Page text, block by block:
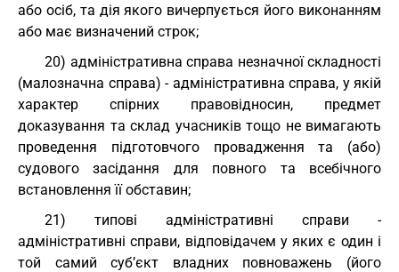
або осіб, та дія якого вичерпується його виконанням
або має визначений строк;
20) адміністративна справа незначної складності
(малозначна справа) - адміністративна справа, у якій
характер спірних правовідносин, предмет
доказування та склад учасників тощо не вимагають
проведення підготовчого провадження та (або)
судового засідання для повного та всебічного
встановлення її обставин;
21) типові адміністративні справи -
адміністративні справи, відповідачем у яких є один і
той самий суб’єкт владних повноважень (його